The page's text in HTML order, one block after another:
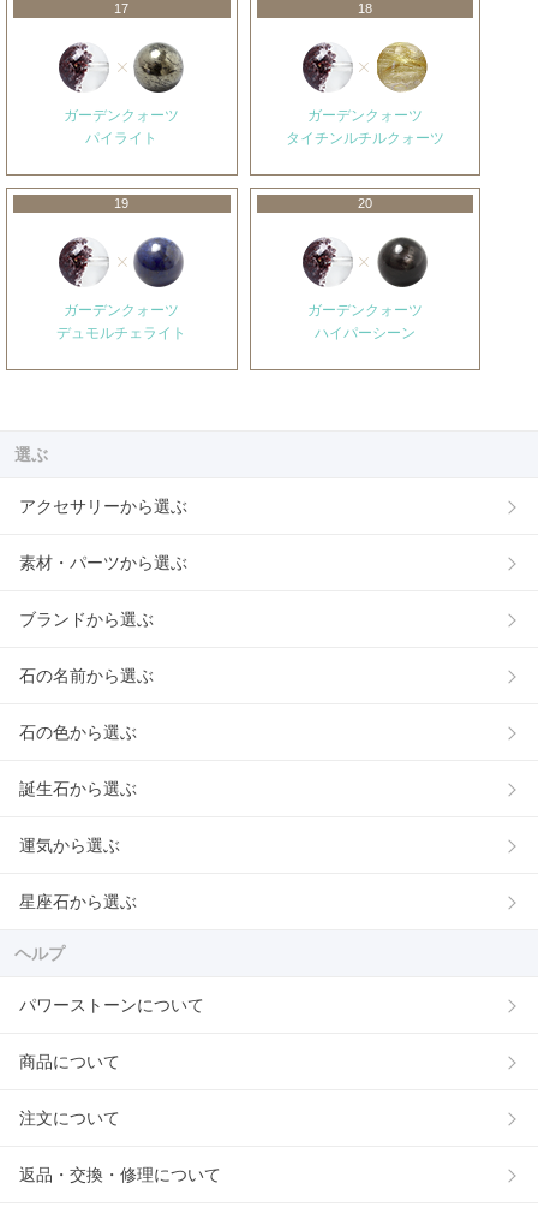
17
ガーデンクォーツ
パイライト
18
ガーデンクォーツ
タイチンルチルクォーツ
19
ガーデンクォーツ
デュモルチェライト
20
ガーデンクォーツ
ハイパーシーン
選ぶ
アクセサリーから選ぶ
素材・パーツから選ぶ
ブランドから選ぶ
石の名前から選ぶ
石の色から選ぶ
誕生石から選ぶ
運気から選ぶ
星座石から選ぶ
ヘルプ
パワーストーンについて
商品について
注文について
返品・交換・修理について